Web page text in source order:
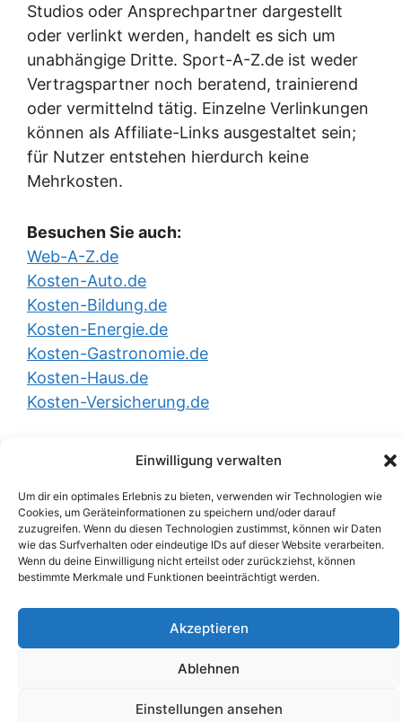
Einwilligung verwalten
Um dir ein optimales Erlebnis zu bieten, verwenden wir Technologien wie
Cookies, um Geräteinformationen zu speichern und/oder darauf
zuzugreifen. Wenn du diesen Technologien zustimmst, können wir Daten
wie das Surfverhalten oder eindeutige IDs auf dieser Website verarbeiten.
Wenn du deine Einwilligung nicht erteilst oder zurückziehst, können
bestimmte Merkmale und Funktionen beeinträchtigt werden.
Akzeptieren
Ablehnen
Einstellungen ansehen
Studios oder Ansprechpartner dargestellt
oder verlinkt werden, handelt es sich um
unabhängige Dritte. Sport-A-Z.de ist weder
Vertragspartner noch beratend, trainierend
oder vermittelnd tätig. Einzelne Verlinkungen
können als Affiliate-Links ausgestaltet sein;
für Nutzer entstehen hierdurch keine
Mehrkosten.
Besuchen Sie auch:
Web-A-Z.de
Kosten-Auto.de
Kosten-Bildung.de
Kosten-Energie.de
Kosten-Gastronomie.de
Kosten-Haus.de
Kosten-Versicherung.de
Impressum|Datenschutzerklärung|
Nutzungsbedingungen|AGB|Barrierefreiheit| ©
2026Sport-A-Z.de